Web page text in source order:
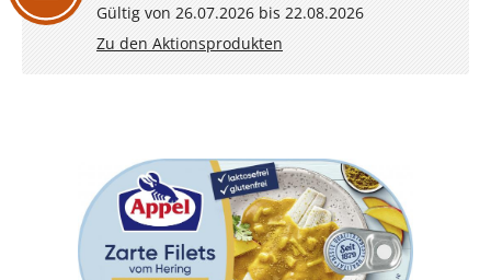
Gültig von 26.07.2026 bis 22.08.2026
Zu den Aktionsprodukten